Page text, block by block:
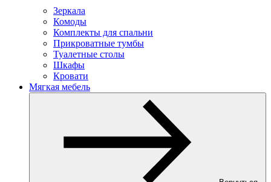
Зеркала
Комоды
Комплекты для спальни
Прикроватные тумбы
Туалетные столы
Шкафы
Кровати
Мягкая мебель